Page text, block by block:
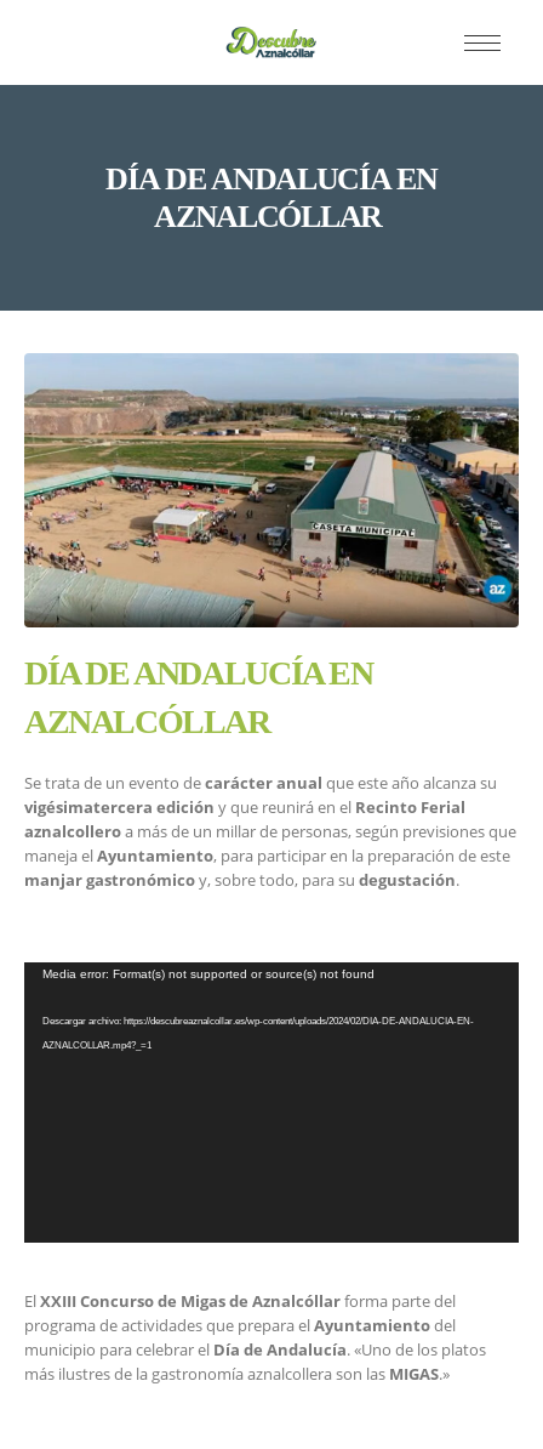
DÍA DE ANDALUCÍA EN
AZNALCÓLLAR
DÍA DE ANDALUCÍA EN
AZNALCÓLLAR
Se trata de un evento decarácter anual que este año alcanza su
vigésimatercera edición y que reunirá en el Recinto Ferial
aznalcolleroa más de un millar de personas, según previsiones que
maneja elAyuntamiento, para participar en la preparación de este
manjar gastronómicoy, sobre todo, para su degustación.
Reproductor
vídeo
Media error: Format(s) not supported or source(s) not found
Descargar archivo: https://descubreaznalcollar.es/wp-content/uploads/2024/02/DIA-DE-ANDALUCIA-EN-
AZNALCOLLAR.mp4?_=1
ElXXIII Concurso de Migas de Aznalcóllarforma parte del
programa de actividades que prepara elAyuntamientodel
municipio para celebrar el Día de Andalucía. «Uno de los platos
más ilustres de la gastronomía aznalcollera son las MIGAS.»